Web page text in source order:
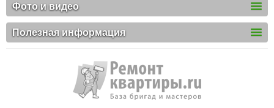
Фото и видео
Полезная информация